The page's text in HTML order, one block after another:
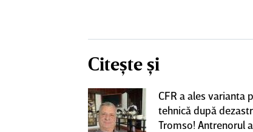
Citește și
CFR a ales varianta
tehnică după
Tromso! Antrenorul